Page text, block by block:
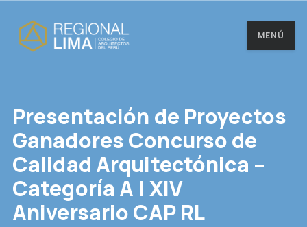
MENÚ
Presentación de Proyectos
Ganadores Concurso de
Calidad Arquitectónica –
Categoría A | XIV
Aniversario CAP RL